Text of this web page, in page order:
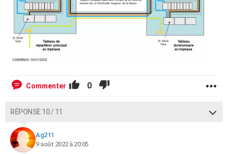
Commenter 0
RÉPONSE 10 / 11
Ag211
9 août 2022 à 20:05